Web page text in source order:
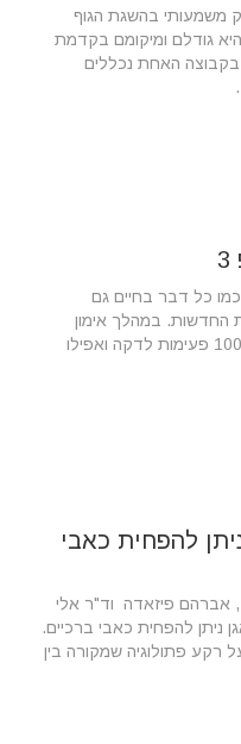
משמעותי בהשגת הגוף
גודלם ומיקומם בקדמת
בקבוצה האחת נכללים
כל דבר בחיים גם
החדשות. במהלך אימון
אירובי קצב הלב יכול לעלות בכמעט 100 פעימות לדקה ואפילו
להפחית כאבי
אברהם פיזאדה וד"ר אלי
ניתן להפחית כאבי ברכיים.
רקע פתולוגיה שמקורה בין